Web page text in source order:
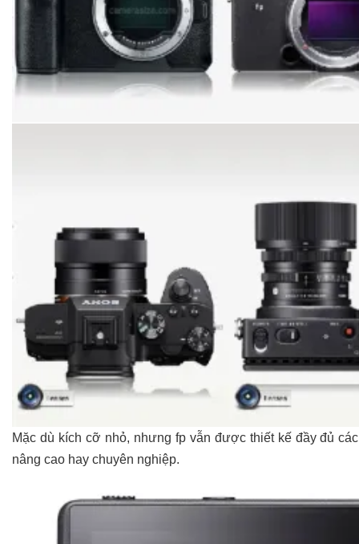
Mặc dù kích cỡ nhỏ, nhưng fp vẫn được thiết kế đầy đủ
nâng cao hay chuyên nghiệp.